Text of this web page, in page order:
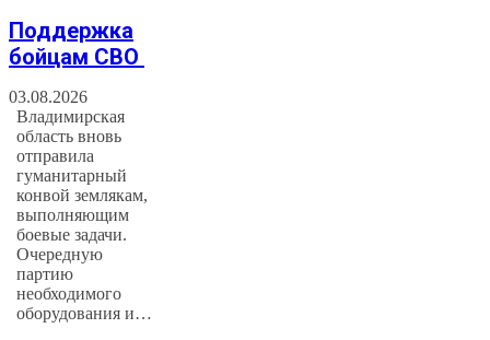
Поддержка
бойцам СВО
03.08.2026
Владимирская
область вновь
отправила
гуманитарный
конвой землякам,
выполняющим
боевые задачи.
Очередную
партию
необходимого
оборудования и…